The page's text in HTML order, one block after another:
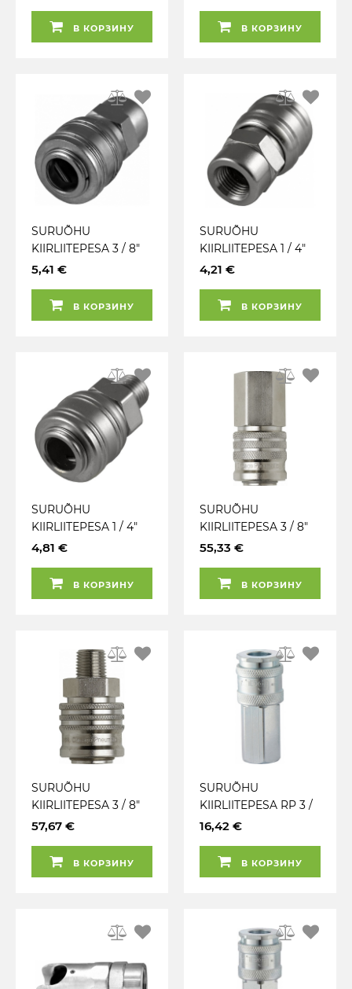
В КОРЗИНУ В КОРЗИНУ
SURUÕHU
KIIRLIITEPESA 3 / 8"
SISEKEERE EURO
5,41 €
В КОРЗИНУ
SURUÕHU
KIIRLIITEPESA 1 / 4"
SISEKEERE EURO
4,21 €
В КОРЗИНУ
SURUÕHU
KIIRLIITEPESA 1 / 4"
VÄLISKEERE EURO
4,81 €
В КОРЗИНУ
SURUÕHU
KIIRLIITEPESA 3 / 8"
BSP SISEKEERE
CHICAGO
PNEUMATIC
55,33 €
В КОРЗИНУ
SURUÕHU
KIIRLIITEPESA 3 / 8"
BSP VÄLISKEERE
CHICAGO
PNEUMATIC
57,67 €
В КОРЗИНУ
SURUÕHU
KIIRLIITEPESA RP 3 /
8" SISEKEERE XF PCL
16,42 €
В КОРЗИНУ